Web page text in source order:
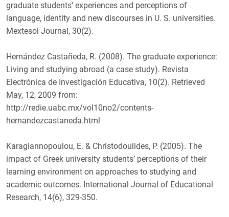
graduate students’ experiences and perceptions of
language, identity and new discourses in U. S. universities.
Mextesol Journal, 30(2).
Hernández Castañeda, R. (2008). The graduate experience:
Living and studying abroad (a case study). Revista
Electrónica de Investigación Educativa, 10(2). Retrieved
May, 12, 2009 from:
http://redie.uabc.mx/vol10no2/contents-
hernandezcastaneda.html
Karagiannopoulou, E. & Christodoulides, P. (2005). The
impact of Greek university students’ perceptions of their
learning environment on approaches to studying and
academic outcomes. International Journal of Educational
Research, 14(6), 329-350.